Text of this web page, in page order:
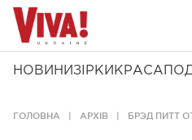
НОВИНИ ЗІРКИ КРАСА
ГОЛОВНА АРХІВ БРЭД ПИТТ